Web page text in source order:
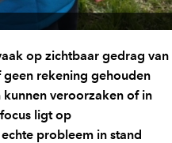
op zichtbaar gedrag van
rekening gehouden
veroorzaken of in
ligt op
probleem in stand